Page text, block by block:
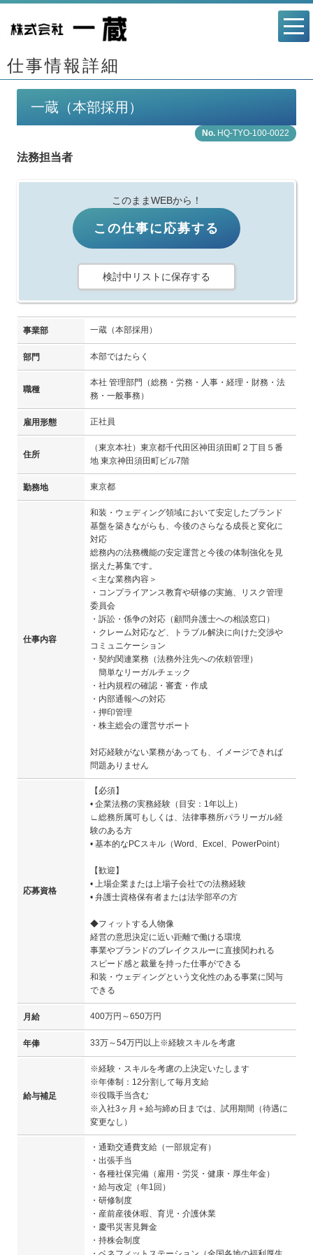
仕事情報詳細
一蔵（本部採用）
HQ-TYO-100-0022
法務担当者
このままWEBから！
この仕事に応募する
検討中リストに保存する
事業部 一蔵（本部採用）
部門 本部ではたらく
職種
本社 管理部門（総務・労務・人事・経理・財務・法
務・一般事務）
雇用形態 正社員
住所
（東京本社）東京都千代田区神田須田町２丁目５番
地 東京神田須田町ビル7階
勤務地 東京都
仕事内容
和装・ウェディング領域において安定したブランド
基盤を築きながらも、今後のさらなる成長と変化に
対応
総務内の法務機能の安定運営と今後の体制強化を見
据えた募集です。
＜主な業務内容＞
・コンプライアンス教育や研修の実施、リスク管理
委員会
・訴訟・係争の対応（顧問弁護士への相談窓口）
・クレーム対応など、トラブル解決に向けた交渉や
コミュニケーション
・契約関連業務（法務外注先への依頼管理）
簡単なリーガルチェック
・社内規程の確認・審査・作成
・内部通報への対応
・押印管理
・株主総会の運営サポート
対応経験がない業務があっても、イメージできれば
問題ありません
応募資格
【必須】
• 企業法務の実務経験（目安：1年以上）
∟総務所属可もしくは、法律事務所パラリーガル経
験のある方
• 基本的なPCスキル（Word、Excel、PowerPoint）
【歓迎】
• 上場企業または上場子会社での法務経験
• 弁護士資格保有者または法学部卒の方
◆フィットする人物像
経営の意思決定に近い距離で働ける環境
事業やブランドのブレイクスルーに直接関われる
スピード感と裁量を持った仕事ができる
和装・ウェディングという文化性のある事業に関与
できる
月給 400万円～650万円
年俸 33万～54万円以上※経験スキルを考慮
給与補足
※経験・スキルを考慮の上決定いたします
※年俸制：12分割して毎月支給
※役職手当含む
※入社3ヶ月＋給与締め日までは、試用期間（待遇に
変更なし）
・通勤交通費支給（一部規定有）
・出張手当
・各種社保完備（雇用・労災・健康・厚生年金）
・給与改定（年1回）
・研修制度
・産前産後休暇、育児・介護休業
・慶弔災害見舞金
・持株会制度